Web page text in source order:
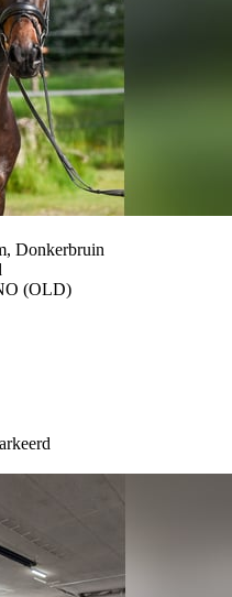
Donkerbruin
(OLD)